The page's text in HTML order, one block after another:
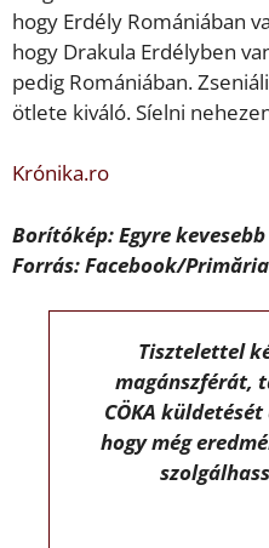
hogy Erdély Romániában
hogy Drakula Erdélyben
pedig Romániában.
ötlete kiváló. Síelni
Krónika.ro
Borítókép: Egyre
Forrás: Facebook/
Tisztelettel
magánszférát,
CÖKA
hogy még